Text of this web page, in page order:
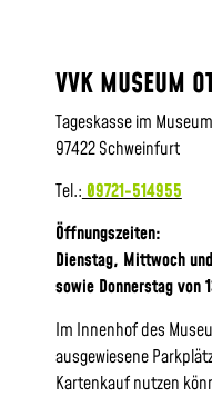
VVK MUSEUM
Tageskasse im
97422 Schweinfurt
Tel.: 09721-514955
Öffnungszeiten:
Dienstag, Mittwoch
sowie Donnerstag von
Im Innenhof des
ausgewiesene
Kartenkauf nutzen